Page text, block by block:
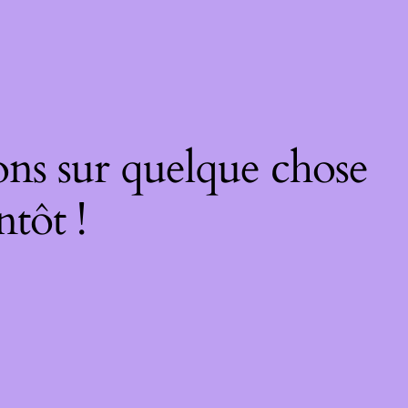
sur quelque chose
!